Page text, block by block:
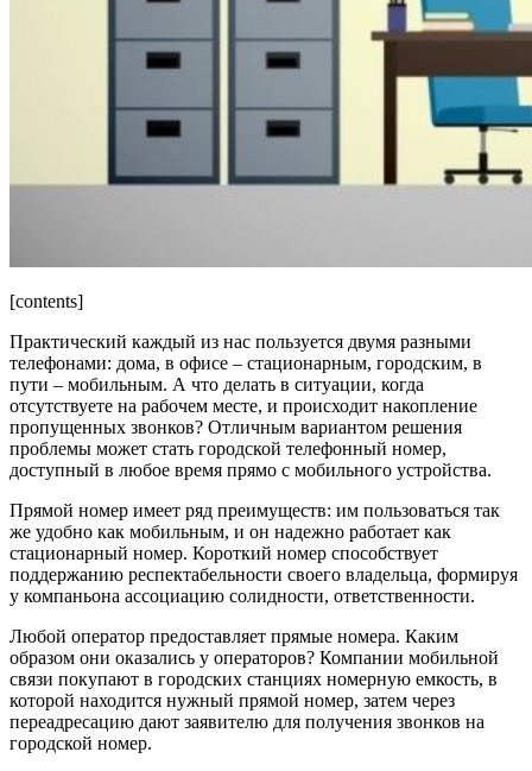
[contents]
Практический каждый из нас пользуется двумя разными
телефонами: дома, в офисе – стационарным, городским, в
пути – мобильным. А что делать в ситуации, когда
отсутствуете на рабочем месте, и происходит накопление
пропущенных звонков? Отличным вариантом решения
проблемы может стать городской телефонный номер,
доступный в любое время прямо с мобильного устройства.
Прямой номер имеет ряд преимуществ: им пользоваться так
же удобно как мобильным, и он надежно работает как
стационарный номер. Короткий номер способствует
поддержанию респектабельности своего владельца, формируя
у компаньона ассоциацию солидности, ответственности.
Любой оператор предоставляет прямые номера. Каким
образом они оказались у операторов? Компании мобильной
связи покупают в городских станциях номерную емкость, в
которой находится нужный прямой номер, затем через
переадресацию дают заявителю для получения звонков на
городской номер.